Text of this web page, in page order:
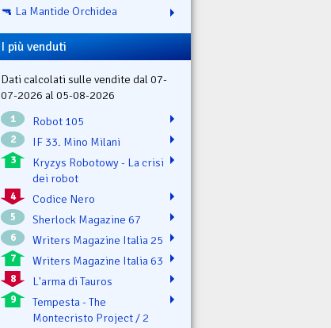
🔫 La Mantide Orchidea
I più venduti
Dati calcolati sulle vendite dal 07-
07-2026 al 05-08-2026
1 Robot 105
2 IF 33. Mino Milani
3
Kryzys Robotowy - La crisi
dei robot
4 Codice Nero
5 Sherlock Magazine 67
6 Writers Magazine Italia 25
7 Writers Magazine Italia 63
8 L'arma di Tauros
9
Tempesta - The
Montecristo Project / 2